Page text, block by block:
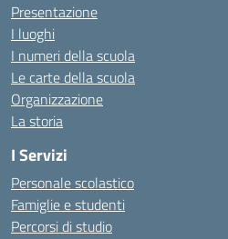
Presentazione
I luoghi
I numeri della scuola
Le carte della scuola
Organizzazione
La storia
I Servizi
Personale scolastico
Famiglie e studenti
Percorsi di studio